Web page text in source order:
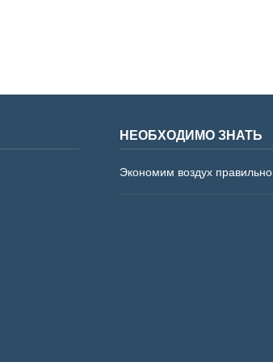
НЕОБХОДИМО ЗНАТЬ
Экономим воздух правильно